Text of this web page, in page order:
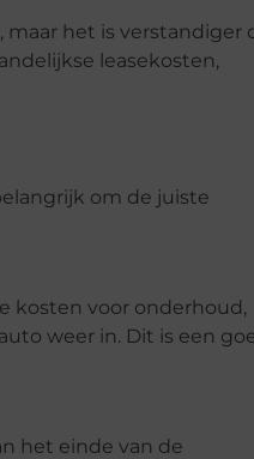
maar het is verstandiger
leasekosten,
om de juiste
kosten voor onderhoud,
weer in. Dit is een
het einde van de